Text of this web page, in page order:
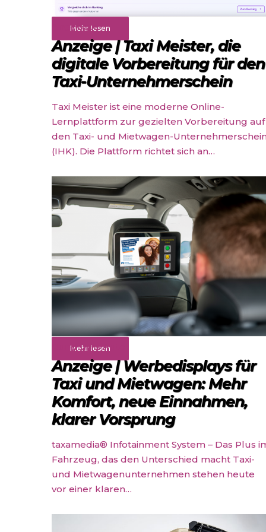
Mehr lesen
Angebote
Anzeige | Taxi Meister, die
digitale Vorbereitung für den
Taxi-Unternehmerschein
Taxi Meister ist eine moderne Online-
Lernplattform zur gezielten Vorbereitung auf
den Taxi- und Mietwagen-
(IHK). Die Plattform richtet sich an…
Mehr lesen
Rund ums Auto
Anzeige | Werbedisplays für
Taxi und Mietwagen: Mehr
Komfort, neue Einnahmen,
klarer Vorsprung
taxamedia® Infotainment System – Das Plus
Fahrzeug, das den Unterschied macht Taxi-
und Mietwagenunternehmen stehen heute
vor einer klaren…